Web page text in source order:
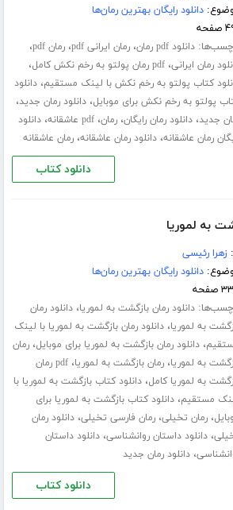
دانلود رایگان بهترین رمان‌ها
دانلود pdf رمان ،رمان ایرانی pdf ،رمان pdf ،
رمان ایرانی،pdf رمان پولتو به رخم نکش کامل ،
کتاب پولتو به رخم نکش با لینک مستقیم،دانلود
پولتو به رخم نکش برای موبایل،دانلود رمان جدید،
جدید،دانلود رمان رایگان،رمان،pdf عاشقانه ،دانلود
رمان عاشقانه،دانلود رمان عاشقانه،رمان عاشقانه
دانلود کتاب
به لموریا
زهرا رئیسی
دانلود رایگان بهترین رمان‌ها
دانلود رمان بازگشت به لموریا،دانلود رمان
به لموریا،دانلود رمان بازگشت به لموریا با لینک
،دانلود رمان بازگشت به لموریا برای موبایل،رمان
به لموریا،رمان بازگشت به لموریا،
pdf رمان
به لموریا کامل،دانلود کتاب بازگشت به لموریا با
مستقیم،دانلود کتاب بازگشت به لموریا برای
،رمان تخیلی،رمان فارسی تخیلی،دانلود رمان
،دانلود داستان روانشناسی،دانلود داستان
،دانلود رمان جدید
دانلود کتاب